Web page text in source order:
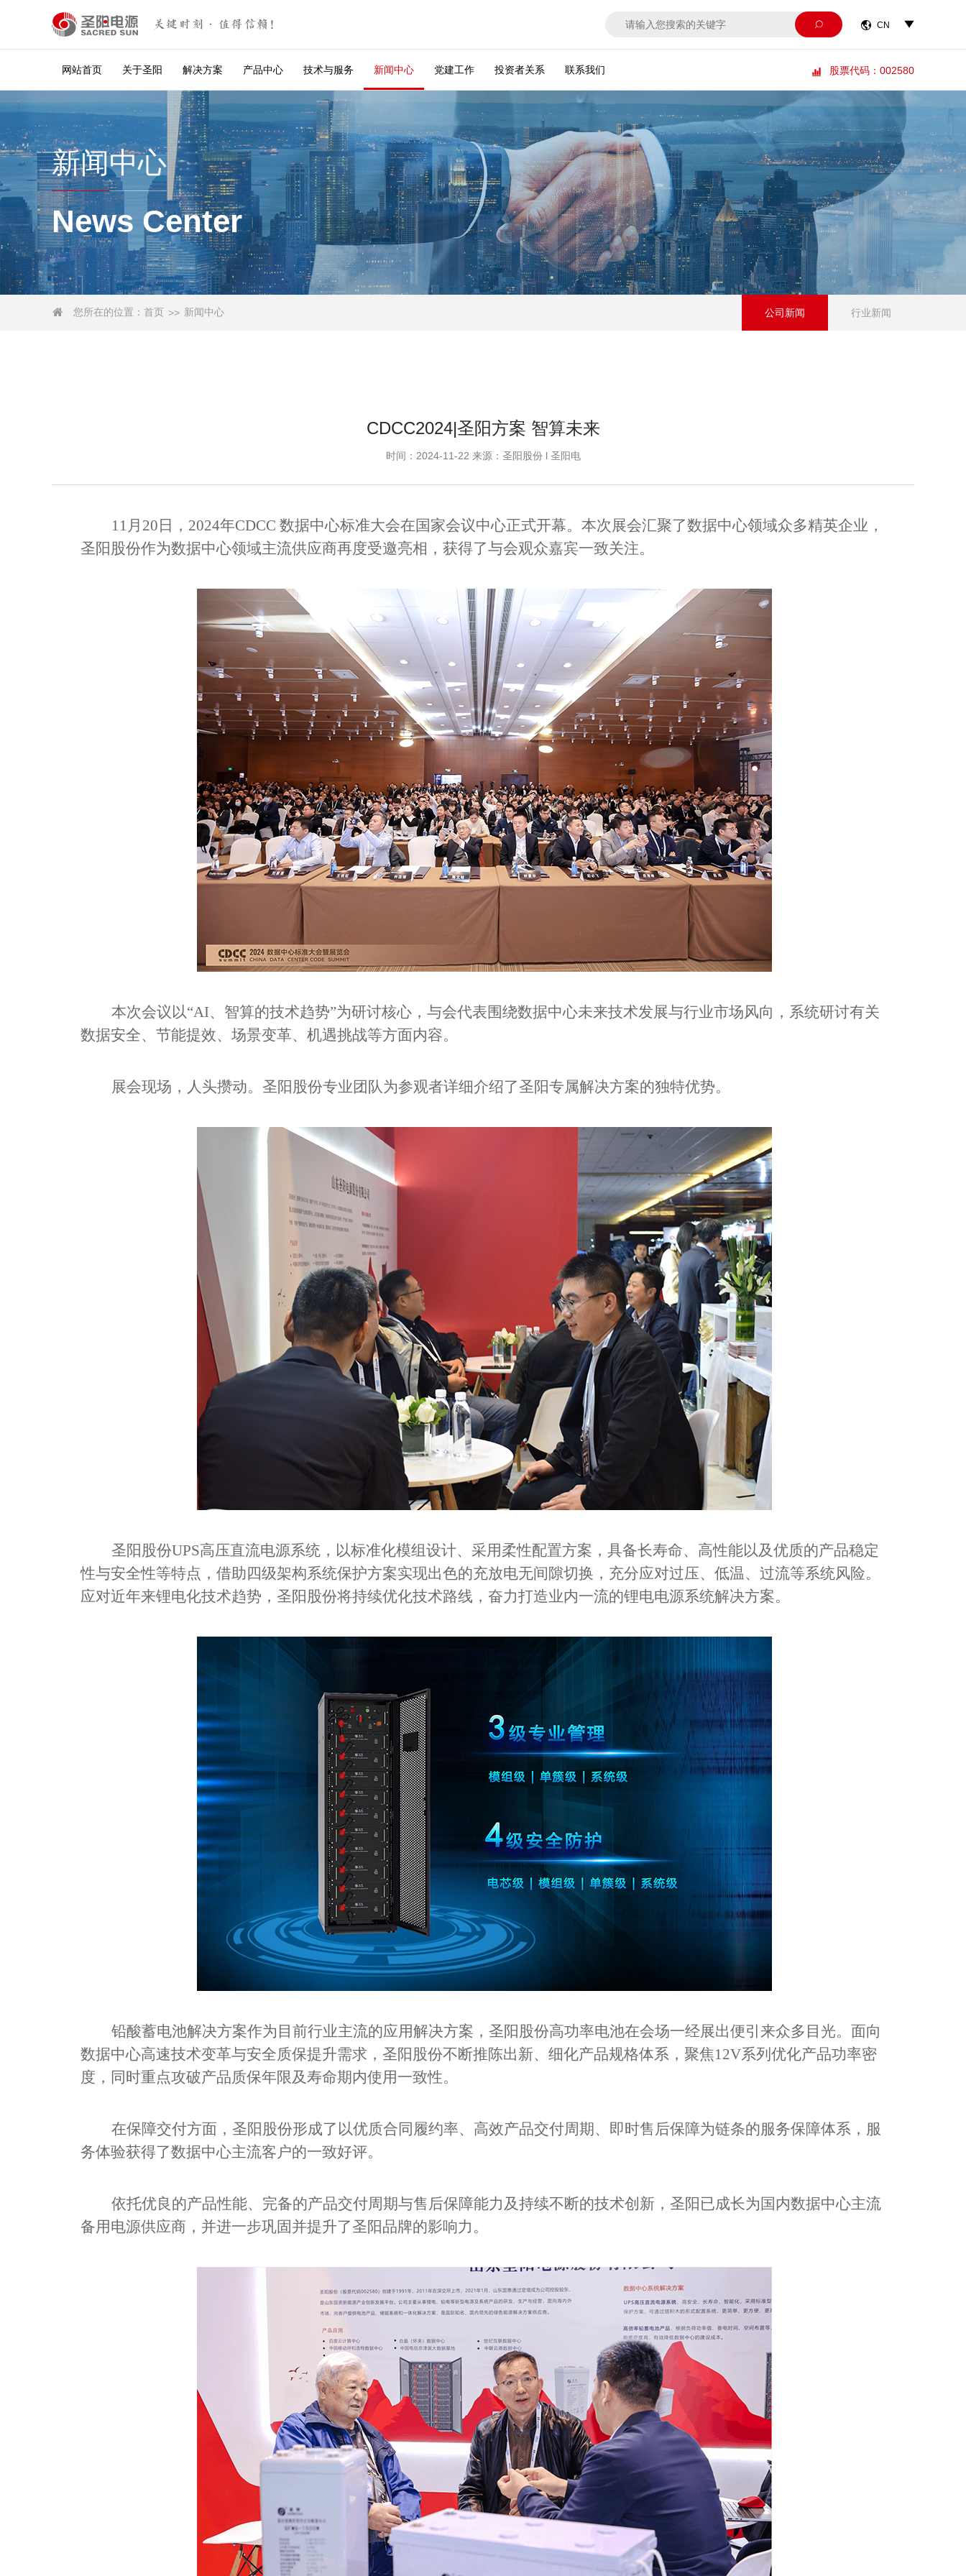
关键时刻·值得信赖！   CN 
网站首页 关于圣阳 解决方案 产品中心 技术与服务 新闻中心 党建工作 投资者关系 联系我们  股票代码：002580
新闻中心
News Center
 您所在的位置： 首页 >> 新闻中心 公司新闻 行业新闻
CDCC2024|圣阳方案 智算未来
时间：2024-11-22 来源：圣阳股份 l 圣阳电
11 月 20 日， 2024年CDCC 数据中心标准大会在国家会议中心正式开幕。本次展会汇聚了数据中心领域众多精英企业，
圣阳股份作为数据中心领域主流供应商再度受邀亮相，获得了与会观众嘉宾一致关注。
本次会议以“AI、智算的技术趋势”为研讨核心，与会代表围绕数据中心未来技术发展与行业市场风向，系统研讨有关
数据安全、节能提效、场景变革、机遇挑战等方面内容。
展会现场，人头攒动。圣阳股份专业团队为参观者详细介绍了圣阳专属解决方案的独特优势。
圣阳股份UPS高压直流电源系统，以标准化模组设计、采用柔性配置方案，具备长寿命、高性能以及优质的产品稳定
性与安全性等特点，借助四级架构系统保护方案实现出色的充放电无间隙切换，充分应对过压、低温、过流等系统风险。
应对近年来锂电化技术趋势，圣阳股份将持续优化技术路线，奋力打造业内一流的锂电电源系统解决方案。
铅酸蓄电池解决方案作为目前行业主流的应用解决方案，圣阳股份高功率电池在会场一经展出便引来众多目光。面向
数据中心高速技术变革与安全质保提升需求，圣阳股份不断推陈出新、细化产品规格体系，聚焦12V系列优化产品功率密
度，同时重点攻破产品质保年限及寿命期内使用一致性。
在保障交付方面，圣阳股份形成了以优质合同履约率、高效产品交付周期、即时售后保障为链条的服务保障体系，服
务体验获得了数据中心主流客户的一致好评。
依托优良的产品性能、完备的产品交付周期与售后保障能力及持续不断的技术创新，圣阳已成长为国内数据中心主流
备用电源供应商，并进一步巩固并提升了圣阳品牌的影响力。